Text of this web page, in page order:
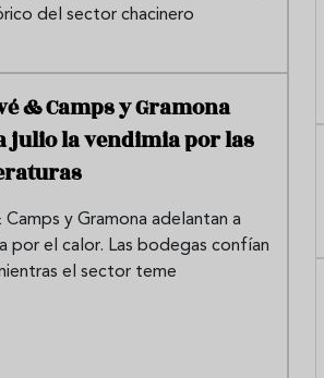
del sector chacinero
& Camps y Gramona
julio la vendimia por las
Camps y Gramona adelantan a
por el calor. Las bodegas confían
el sector teme